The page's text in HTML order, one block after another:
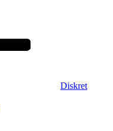
Diskret